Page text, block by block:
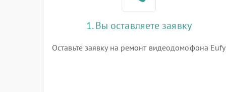
1. Вы оставляете заявку
Оставьте заявку на ремонт видеодомофона Eufy